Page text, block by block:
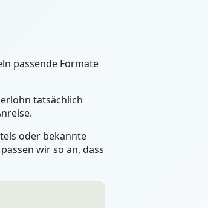
passende Formate
tatsächlich
oder bekannte
wir so an, dass